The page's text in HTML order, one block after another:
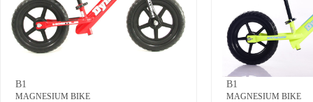
B1
MAGNESIUM BIKE
B1
MAGNESIUM BIKE